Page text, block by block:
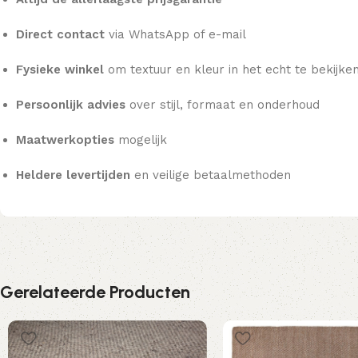
Direct contact via WhatsApp of e-mail
Fysieke winkel om textuur en kleur in het echt te
Persoonlijk advies over stijl, formaat en onderhoud
Maatwerkopties mogelijk
Heldere levertijden en veilige betaalmethoden
Gerelateerde Producten